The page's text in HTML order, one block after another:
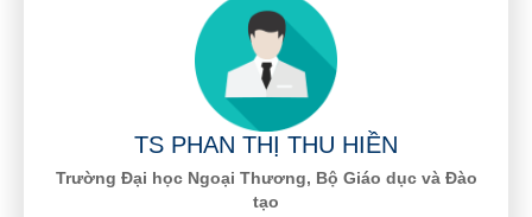
TS PHAN THỊ THU HIỀN
Trường Đại học Ngoại Thương, Bộ Giáo dục và Đào
tạo